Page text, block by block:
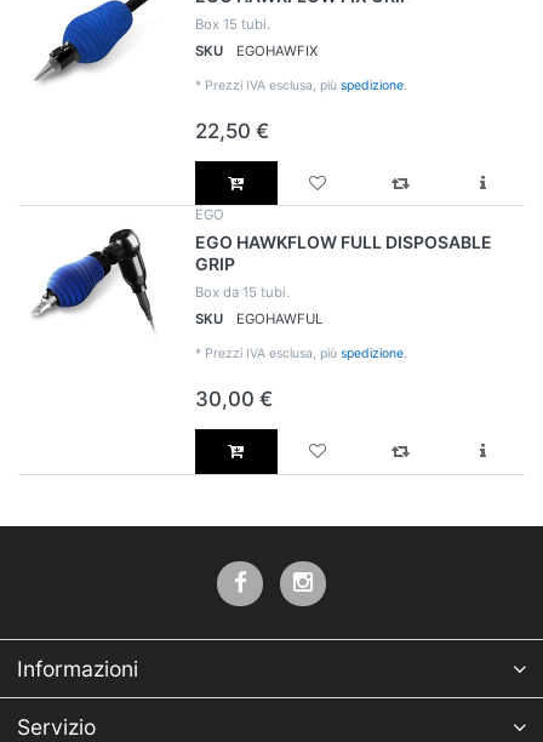
Box 15 tubi.
SKU
EGOHAWFIX
* Prezzi IVA esclusa, più spedizione.
22,50 €
EGO
EGO HAWKFLOW FULL DISPOSABLE
GRIP
Box da 15 tubi.
SKU
EGOHAWFUL
* Prezzi IVA esclusa, più spedizione.
30,00 €
Informazioni
Servizio